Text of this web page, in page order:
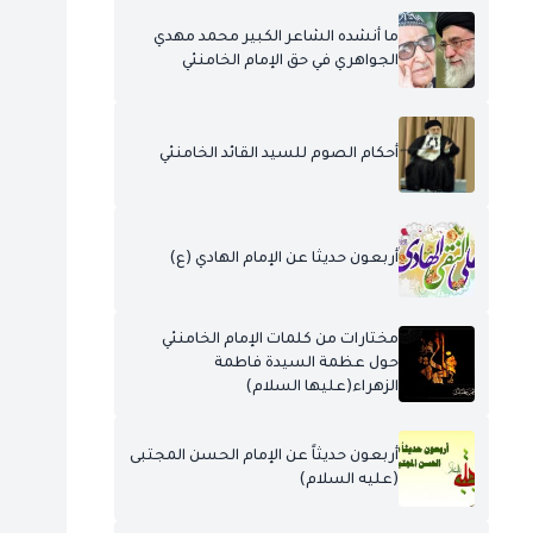
ما أنشده الشاعر الكبير محمد مهدي
الجواهري في حق الإمام الخامنئي
أحكام الصوم للسيد القائد الخامنئي
أربعون حديثا عن الإمام الهادي (ع)
مختارات من كلمات الإمام الخامنئي
حول عظمة السيدة فاطمة
الزهراء(عليها السلام)
أربعون حديثاً عن الإمام الحسن المجتبى
(عليه السلام)